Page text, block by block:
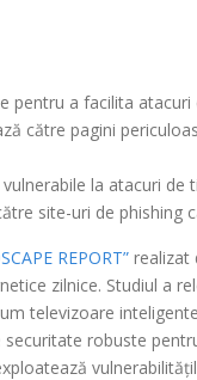
a facilita
către pagini
la atacuri
site-uri de phishing
REPORT” realizat
zilnice. Studiul a
televizoare
robuste